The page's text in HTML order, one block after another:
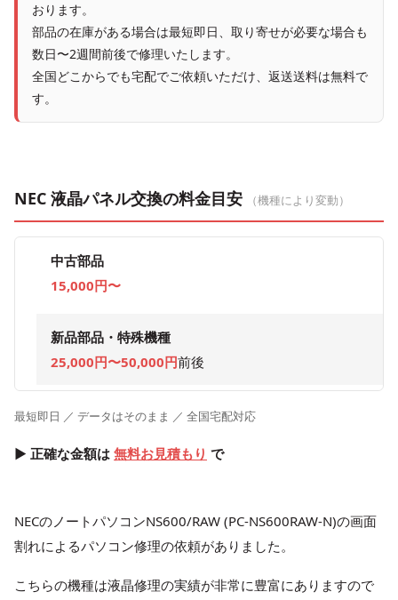
おります。
部品の在庫がある場合は最短即日、取り寄せが必要な場合も
数日〜2週間前後で修理いたします。
全国どこからでも宅配でご依頼いただけ、返送送料は無料で
す。
NEC 液晶パネル交換の料金目安 （機種により変動）
中古部品
15,000円〜
新品部品・特殊機種
25,000円〜50,000円前後
最短即日 ／ データはそのまま ／ 全国宅配対応
▶ 正確な金額は 無料お見積もり で
NECのノートパソコンNS600/RAW (PC-NS600RAW-N)の画面
割れによるパソコン修理の依頼がありました。
こちらの機種は液晶修理の実績が非常に豊富にありますので